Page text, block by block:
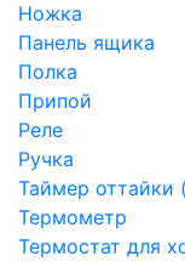
Ножка
Панель ящика
Полка
Припой
Реле
Ручка
Таймер оттайки
Термометр
Термостат для